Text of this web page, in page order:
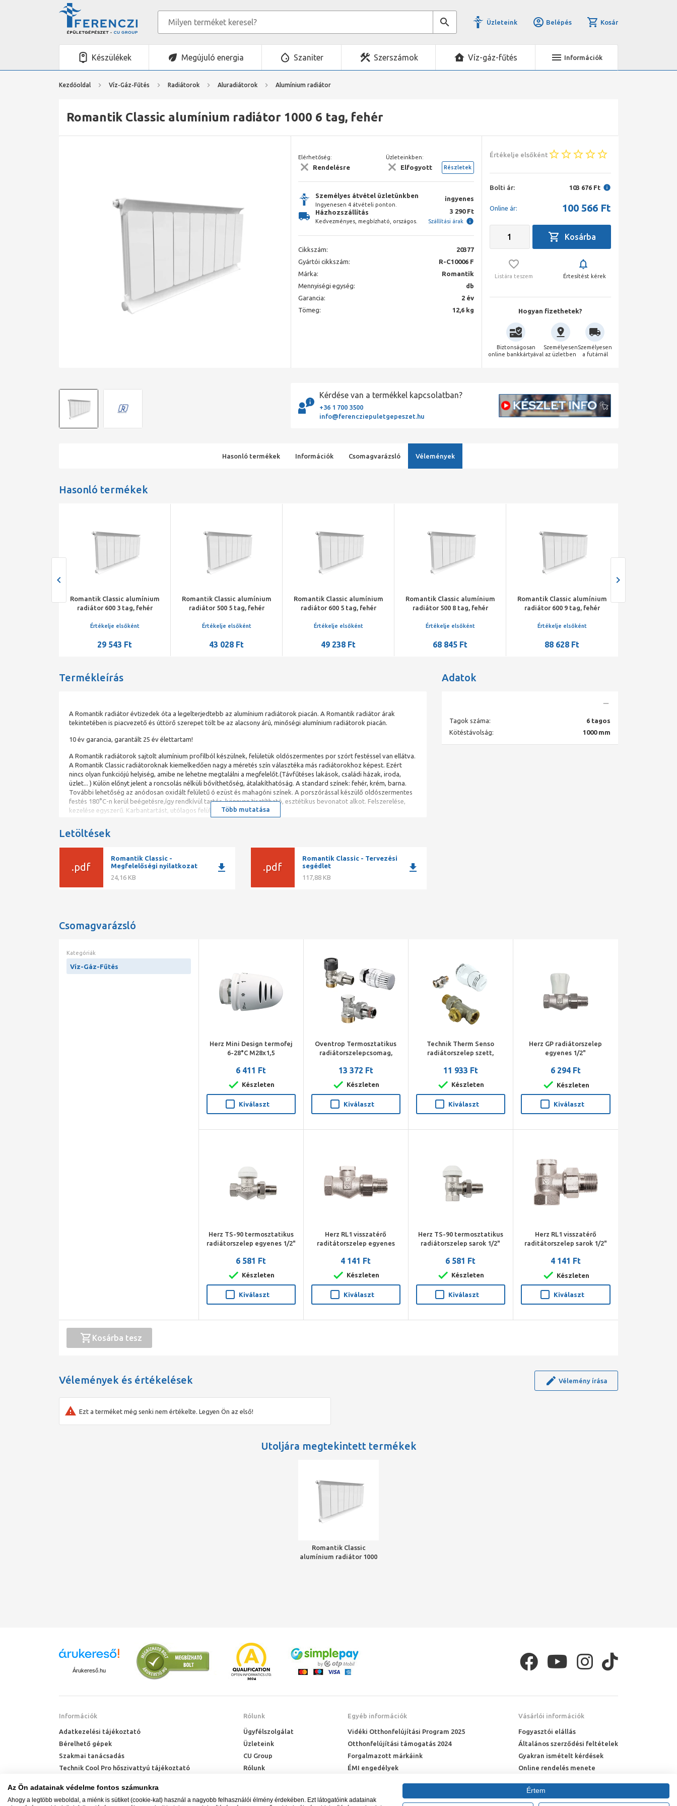
Üzleteink Belépés Kosár
Készülékek Megújuló energia Szaniter Szerszámok Víz-gáz-fűtés Információk
Kezdőoldal Víz-Gáz-Fűtés Radiátorok Aluradiátorok Alumínium radiátor
Romantik Classic alumínium radiátor 1000 6 tag, fehér
Elérhetőség:
Rendelésre
Üzleteinkben:
Elfogyott Részletek
Személyes átvétel üzletünkben
Ingyenesen 4 átvételi ponton.
ingyenes
Házhozszállítás
Kedvezményes, megbízható, országos.
3 290 Ft
Szállítási árak
Cikkszám:
20377
Gyártói cikkszám:
R-C10006 F
Márka:
Romantik
Mennyiségi egység:
db
Garancia:
2 év
Tömeg:
12,6 kg
Értékelje elsőként
Bolti ár: 103 676 Ft
Online ár: 100 566 Ft
Listára teszem Értesítést kérek
Hogyan fizethetek?
Biztonságosan
online bankkártyával
Személyesen
az üzletben
Személyesen
a futárnál
Kérdése van a termékkel kapcsolatban?
+36 1 700 3500
info@ferencziepuletgepeszet.hu
Hasonló termékek Információk Csomagvarázsló Vélemények
Hasonló termékek
Romantik Classic alumínium
radiátor 500 5 tag, fehér
Értékelje elsőként
43 028 Ft
Romantik Classic alumínium
radiátor 600 5 tag, fehér
Értékelje elsőként
49 238 Ft
Romantik Classic alumínium
radiátor 500 8 tag, fehér
Értékelje elsőként
68 845 Ft
Romantik Classic alumínium
radiátor 600 9 tag, fehér
Értékelje elsőként
88 628 Ft
Romantik Classic alumínium
radiátor 600 2 tag, fehér
Értékelje elsőként
19 695 Ft
Termékleírás
A Romantik radiátor évtizedek óta a legelterjedtebb az alumínium radiátorok piacán. A Romantik radiátor árak
tekintetében is piacvezető és úttörő szerepet tölt be az alacsony árú, minőségi alumínium radiátorok piacán.
10 év garancia, garantált 25 év élettartam!
A Romantik radiátorok sajtolt alumínium profilból készülnek, felületük oldószermentes por szórt festéssel van ellátva.
A Romantik Classic radiátoroknak kiemelkedően nagy a méretés szín választéka más radiátorokhoz képest. Ezért
nincs olyan funkciójú helyiség, amibe ne lehetne megtalálni a megfelelőt.(Távfűtéses lakások, családi házak, iroda,
üzlet... ) Külön előnyt jelent a roncsolás nélküli bővíthetőség, átalakíthatóság. A standard színek: fehér, krém, barna.
További lehetőség az anódosan oxidált felületű ó ezüst és mahagóni színek. A porszórással készülő oldószermentes
festés 180°C-n kerül beégetésre,így rendkívül tartós, könnyen tisztítható, esztétikus bevonatot alkot. Felszerelése,
kezelése egyszerű. Karbantartást, utólagos felületkezelést nem igényel.
Több mutatása
Letöltések
.pdf
Romantik Classic -
Megfelelőségi nyilatkozat
24,16 KB
download .pdf
Romantik Classic - Tervezési
segédlet
117,88 KB
download
Adatok
Tagok száma:
6 tagos
Kötéstávolság:
1000 mm
Csomagvarázsló
Kategóriák
Víz-Gáz-Fűtés
Herz Mini Design termofej
6-28°C M28x1,5
6 411 Ft
Készleten
Kiválaszt
Oventrop Termosztatikus
radiátorszelepcsomag,
(Vindo TH, A radiátorszelep,
Combi 2)
13 372 Ft
Készleten
Kiválaszt
Technik Therm Senso
radiátorszelep szett,
(radiátorszelep, visszatérő
szelep, termosztát fej)
11 933 Ft
Készleten
Kiválaszt
Herz GP radiátorszelep
egyenes 1/2"
6 294 Ft
Készleten
Kiválaszt
Herz TS-90 termosztatikus
radiátorszelep egyenes 1/2"
6 581 Ft
Készleten
Kiválaszt
Herz RL1 visszatérő
raditátorszelep egyenes
4 141 Ft
Készleten
Kiválaszt
Herz TS-90 termosztatikus
radiátorszelep sarok 1/2"
6 581 Ft
Készleten
Kiválaszt
Herz RL1 visszatérő
raditátorszelep sarok 1/2"
4 141 Ft
Készleten
Kiválaszt
Kosárba tesz
Vélemények és értékelések Vélemény írása
Ezt a terméket még senki nem értékelte. Legyen Ön az első!
Utoljára megtekintett termékek
Romantik Classic
alumínium radiátor 1000
Árukereső.hu
Információk
Adatkezelési tájékoztató
Bérelhető gépek
Szakmai tanácsadás
Technik Cool Pro hőszivattyú tájékoztató
Hőszivattyú kalkulátor
Rólunk
Ügyfélszolgálat
Üzleteink
CU Group
Rólunk
Egyéb információk
Vidéki Otthonfelújítási Program 2025
Otthonfelújítási támogatás 2024
Forgalmazott márkáink
ÉMI engedélyek
Blog
Vásárlói információk
Fogyasztói elállás
Általános szerződési feltételek
Gyakran ismételt kérdések
Online rendelés menete
Házhozszállítás
Az Ön adatainak védelme fontos számunkra
Ahogy a legtöbb weboldal, a miénk is sütiket (cookie-kat) használ a nagyobb felhasználói élmény érdekében. Ezt látogatóink adatainak
Értem